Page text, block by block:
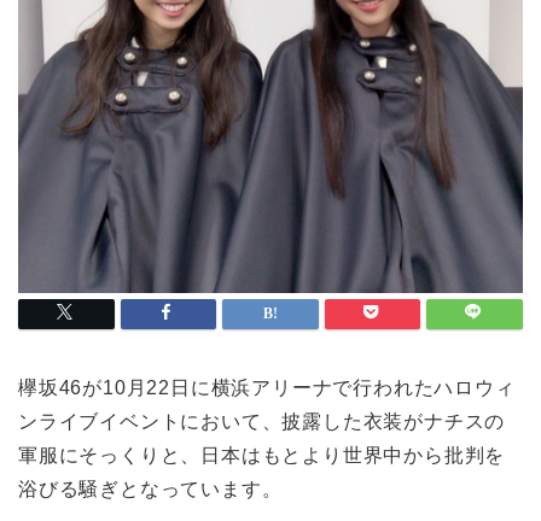
欅坂46が10月22日に横浜アリーナで行われたハロウィ
ンライブイベントにおいて、披露した衣装がナチスの
軍服にそっくりと、日本はもとより世界中から批判を
浴びる騒ぎとなっています。